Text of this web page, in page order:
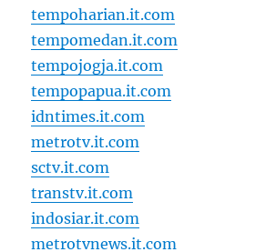
tempoharian.it.com
tempomedan.it.com
tempojogja.it.com
tempopapua.it.com
idntimes.it.com
metrotv.it.com
sctv.it.com
transtv.it.com
indosiar.it.com
metrotvnews.it.com